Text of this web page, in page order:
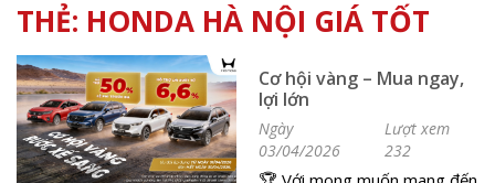
THẺ: HONDA HÀ NỘI GIÁ TỐT
Cơ hội vàng – Mua ngay,
lợi lớn
Ngày
03/04/2026
Lượt xem
232